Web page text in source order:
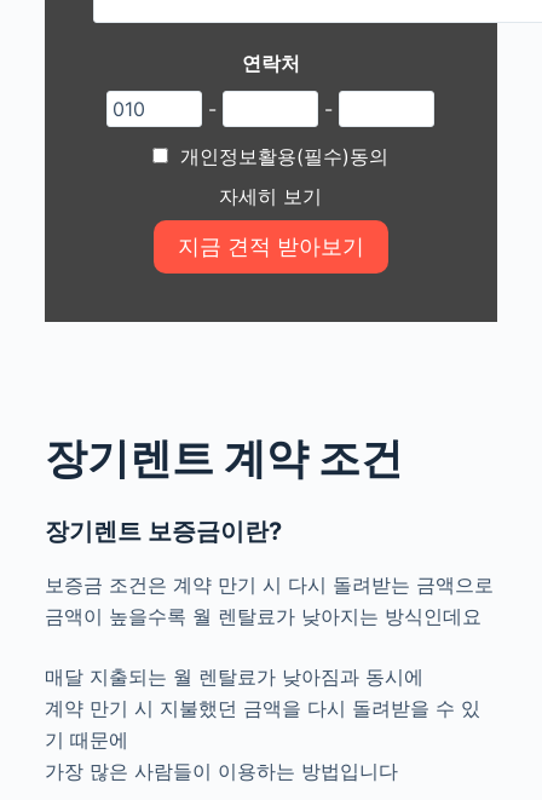
연락처
-
-
개인정보활용(필수)동의
자세히 보기
장기렌트 계약 조건
장기렌트 보증금이란?
보증금 조건은 계약 만기 시 다시 돌려받는 금액으로
금액이 높을수록 월 렌탈료가 낮아지는 방식인데요
매달 지출되는 월 렌탈료가 낮아짐과 동시에
계약 만기 시 지불했던 금액을 다시 돌려받을 수 있
기 때문에
가장 많은 사람들이 이용하는 방법입니다